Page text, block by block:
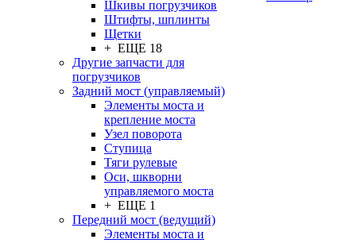
Шкивы погрузчиков
Штифты, шплинты
Щетки
+ ЕЩЕ 18
Другие запчасти для
погрузчиков
Задний мост (управляемый)
Элементы моста и
крепление моста
Узел поворота
Ступица
Тяги рулевые
Оси, шкворни
управляемого моста
+ ЕЩЕ 1
Передний мост (ведущий)
Элементы моста и